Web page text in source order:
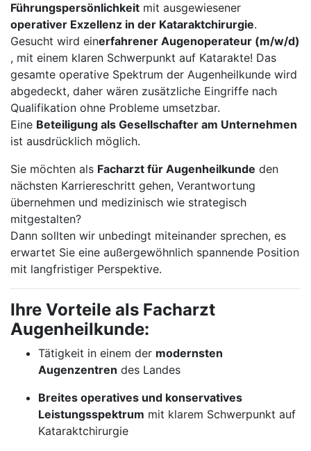
Führungspersönlichkeit mit ausgewiesener
operativer Exzellenz in der Kataraktchirurgie.
Gesucht wird einerfahrener Augenoperateur (m/w/d)
, mit einem klaren Schwerpunkt auf Katarakte! Das
gesamte operative Spektrum der Augenheilkunde wird
abgedeckt, daher wären zusätzliche Eingriffe nach
Qualifikation ohne Probleme umsetzbar.
Eine Beteiligung als Gesellschafter am Unternehmen
ist ausdrücklich möglich.
Sie möchten als Facharzt für Augenheilkunde den
nächsten Karriereschritt gehen, Verantwortung
übernehmen und medizinisch wie strategisch
mitgestalten?
Dann sollten wir unbedingt miteinander sprechen, es
erwartet Sie eine außergewöhnlich spannende Position
mit langfristiger Perspektive.
Ihre Vorteile als Facharzt
Augenheilkunde:
Tätigkeit in einem der modernsten
Augenzentren des Landes
Breites operatives und konservatives
Leistungsspektrum mit klarem Schwerpunkt auf
Kataraktchirurgie